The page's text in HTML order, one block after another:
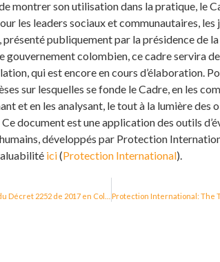
montrer son utilisation dans la pratique, le
les leaders sociaux et communautaires, les
présenté publiquement par la présidence de
gouvernement colombien, ce cadre servira
qui est encore en cours d’élaboration.
sur lesquelles se fonde le Cadre, en les
et en les analysant, le tout à la lumière
document est une application des outils
développés par Protection
ici(Protection International).